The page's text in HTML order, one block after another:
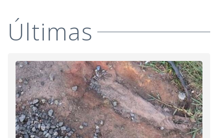
e
o
Últimas